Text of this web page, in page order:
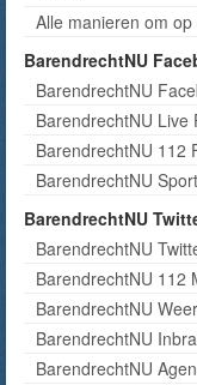
Alle manieren om
BarendrechtNU
BarendrechtNU
BarendrechtNU Live
BarendrechtNU 112
BarendrechtNU
BarendrechtNU
BarendrechtNU
BarendrechtNU 112
BarendrechtNU
BarendrechtNU
BarendrechtNU